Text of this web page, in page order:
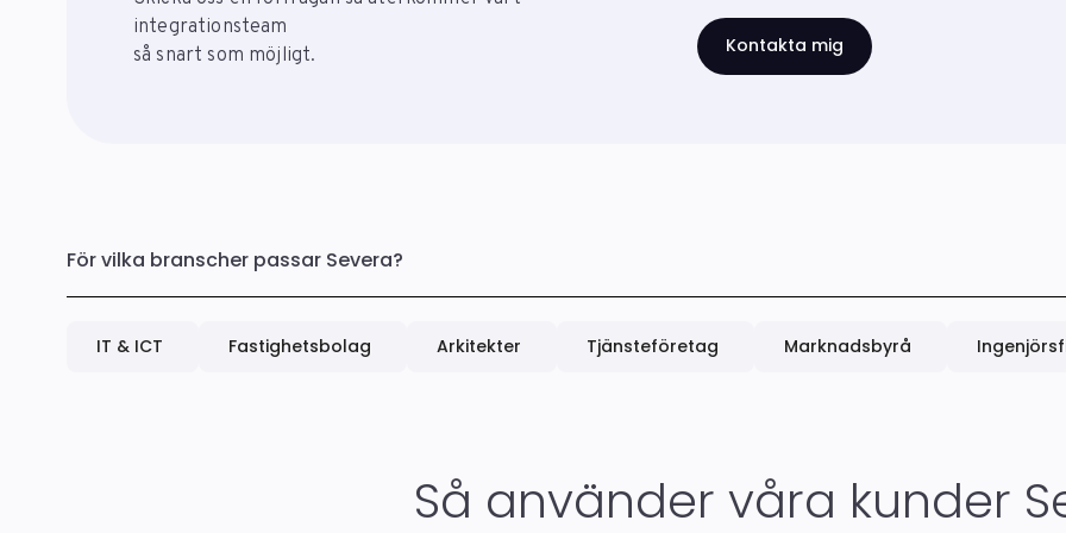
integrationsteam
så snart som möjligt.
För vilka branscher passar Severa?
IT & ICT Fastighetsbolag Arkitekter Tjänsteföretag Marknadsbyrå
Så använder våra kunder